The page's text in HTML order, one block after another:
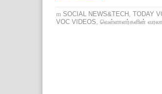
SOCIAL NEWS&TECH , TODAY
VOC VIDEOS, வெள்ளாளர்களின்